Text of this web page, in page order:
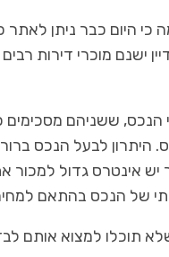
היום כבר ניתן
ישנם מוכרי דירות
הנכס, ששניהם
היתרון לבעל הנכס
אינטרס גדול למכור
של הנכס בהתאם
תוכלו למצוא אותם